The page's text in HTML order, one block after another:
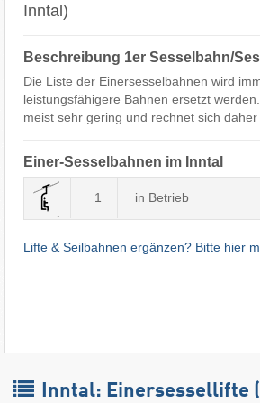
Inntal)
Beschreibung 1er Sesselbahn/
Die Liste der Einersesselbahnen wird
leistungsfähigere Bahnen ersetzt
meist sehr gering und rechnet sich
Einer-Sesselbahnen im Inntal
1 in Betrieb
Lifte & Seilbahnen ergänzen? Bitte hier
Inntal: Einersessellifte